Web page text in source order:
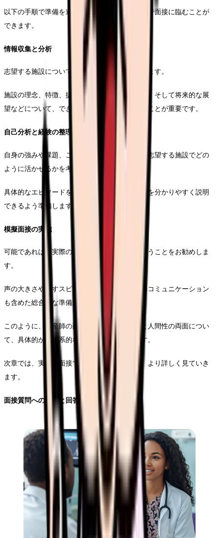
以下の手順で準備を進めることで、万全の状態で面接に臨むことが
できます。
情報収集と分析
志望する施設についての情報を多角的に収集します。
施設の理念、特徴、提供している医療サービス、そして将来的な展
望などについて、できる限り詳しく調べておくことが重要です。
自己分析と経験の整理
自身の強みや課題、これまでの経験を整理し、志望する施設でどの
ように活かせるかを考えます。
具体的なエピソードを交えながら、自身の価値を分かりやすく説明
できるよう準備します。
模擬面接の実施
可能であれば、実際の面接を想定した練習を行うことをお勧めしま
す。
声の大きさや話すスピード、姿勢など、非言語コミュニケーション
も含めた総合的な準備が可能となります。
このように、助産師の面接準備では、専門性と人間性の両面につい
て、具体的かつ体系的な準備が必要となります。
次章では、実際の面接での質問対策について、より詳しく見ていき
ます。
面接質問への対策と回答準備